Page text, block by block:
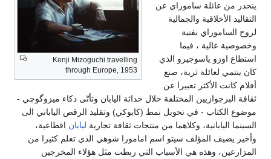
Kenji Mizoguchi travelling
through Europe, 1953
ينحدر من عائلة ساموراي عن
التقاليد الأخلاقية والجمالية
لروح الساموراي بفنية
وخصوصية عالية ، فيما
استطاع اوزو ياسوجيرو الذي
كان ينتمي لعائلة ثرية، صنع
أفلام كانت الأكثر تعبيرا عن
ثقافة البرجوازيين المختلفة خلال حداثة اليابان وتأتّى ذكاء ميزوگوچي -
موضوع الكتاب - في تحويل نمط (كابوكي) وتقليد الرقص الياباني الى
السينما اليابانية، وكلاهما من منتجات ثقافة تجارية ليابان اقطاعية،
وأخير يضيف المؤلف سيتو اسم امامورا شوهي الذي تعلم كثيرا من
المزارعين، وهذه هي الأسباب التي ربطت مثل هؤلاء المخرجين